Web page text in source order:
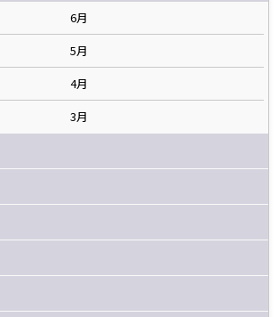
6月
5月
4月
3月